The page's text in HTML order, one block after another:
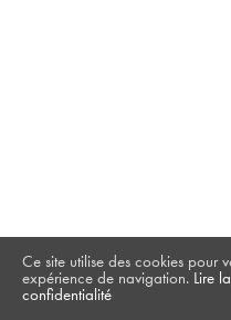
Ce site utilise des cookies pour
expérience de navigation. Lire
confidentialité